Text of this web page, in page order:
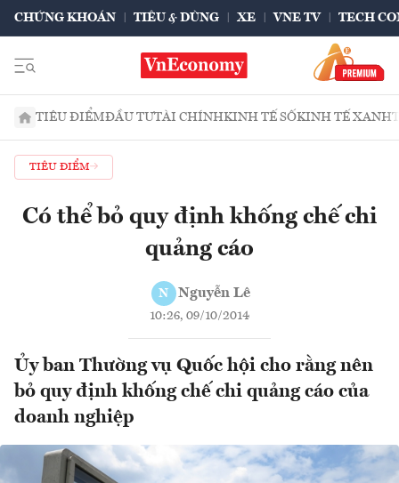
CHỨNG KHOÁN TIÊU & DÙNG XE VNE TV TECH
TIÊU ĐIỂMĐẦU TƯTÀI CHÍNHKINH TẾ SỐKINH TẾ XANH
TIÊU ĐIỂM
Có thể bỏ quy định khống chế chi
quảng cáo
N Nguyễn Lê
10:26, 09/10/2014
Ủy ban Thường vụ Quốc hội cho rằng nên
bỏ quy định khống chế chi quảng cáo của
doanh nghiệp